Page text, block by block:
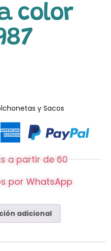
color
y Sacos
a partir de 60
por WhatsApp
adicional